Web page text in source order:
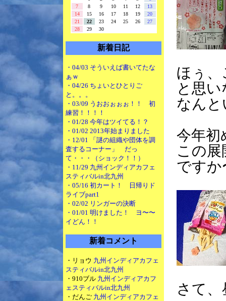
7
8 9 10 11 12
13
14
15 16 17 18 19
20
21
22 23 24 25 26
27
28
29 30
新着日記
・04/03 そういえば書いてたな
ぁｗ
・04/26 ちょいとひとりご
と。。。
・03/09 うおおぉぉぉ！！ 初
練習！！！！
・01/28 今年はツイてる！？
・01/02 2013年始まりました
・12/01 「謎の組織や団体を調
査するコーナー」 だっ
て・・・（ショック！！）
・11/29 九州インディアカフェ
スティバルin北九州
・05/16 初カート！ 日帰りド
ライブpart1
・02/02 リンガーの決断
・01/01 明けました！ ヨ〜〜
イどん！！
新着コメント
・リョウ 九州インディアカフェ
スティバルin北九州
・910ブル 九州インディアカフ
ェスティバルin北九州
・だんご 九州インディアカフェ
ほぅ、
と思
なんと
今年初
この
です
さて